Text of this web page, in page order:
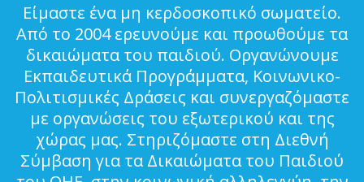
Είμαστε ένα μη κερδοσκοπικό σωματείο.
Από το 2004 ερευνούμε και προωθούμε τα
δικαιώματα του παιδιού. Οργανώνουμε
Εκπαιδευτικά Προγράμματα, Κοινωνικο-
Πολιτισμικές Δράσεις και συνεργαζόμαστε
με οργανώσεις του εξωτερικού και της
χώρας μας. Στηριζόμαστε στη Διεθνή
Σύμβαση για τα Δικαιώματα του Παιδιού